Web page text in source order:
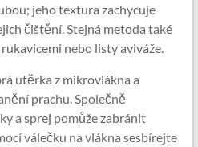
jeho textura zachycuje
čištění. Stejná metoda také
nebo listy aviváže.
utěrka z mikrovlákna a
prachu. Společně
a sprej pomůže zabránit
válečku na vlákna sesbírejte